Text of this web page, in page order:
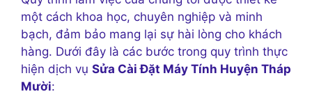
một cách khoa học, chuyên nghiệp và minh
bạch, đảm bảo mang lại sự hài lòng cho khách
hàng. Dưới đây là các bước trong quy trình thực
hiện dịch vụ Sửa Cài Đặt Máy Tính Huyện Tháp
Mười: